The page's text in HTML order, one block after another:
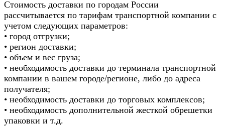
Стоимость доставки по городам России
рассчитывается по тарифам транспортной компании с
учетом следующих параметров:
• город отгрузки;
• регион доставки;
• объем и вес груза;
• необходимость доставки до терминала транспортной
компании в вашем городе/регионе, либо до адреса
получателя;
• необходимость доставки до торговых комплексов;
• необходимость дополнительной жесткой обрешетки
упаковки и т.д.